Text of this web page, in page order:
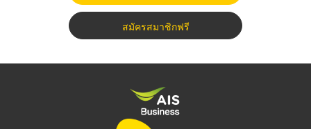
สมัครสมาชิกฟรี